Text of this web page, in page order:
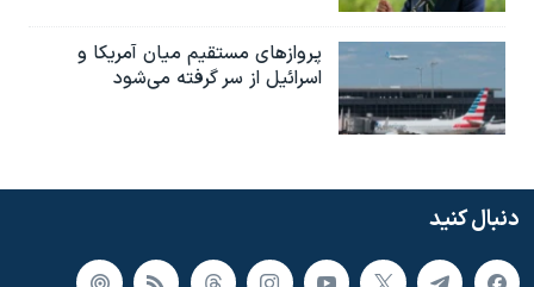
پروازهای مستقیم میان آمریکا و
اسرائیل از سر گرفته می‌شود
دنبال کنید